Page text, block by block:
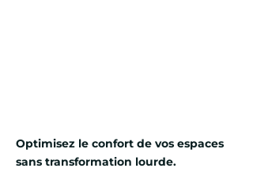
Optimisez le confort de vos espaces
sans transformation lourde.